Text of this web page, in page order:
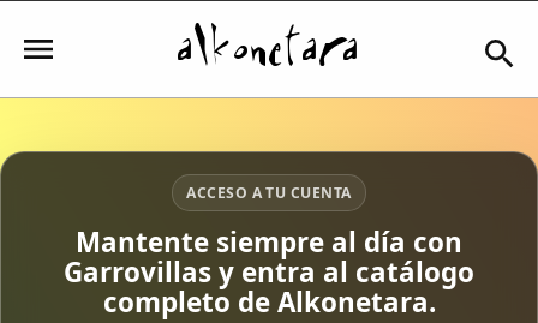
Iniciar sesión
Mi Cuenta
ACCESO A TU CUENTA
Mantente siempre al día con
Garrovillas y entra al catálogo
completo de Alkonetara.